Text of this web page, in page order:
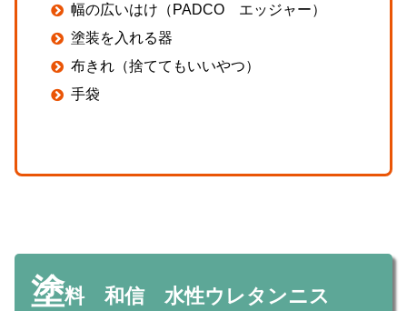
幅の広いはけ（PADCO エッジャー）
塗装を入れる器
布きれ（捨ててもいいやつ）
手袋
塗料 和信 水性ウレタンニス